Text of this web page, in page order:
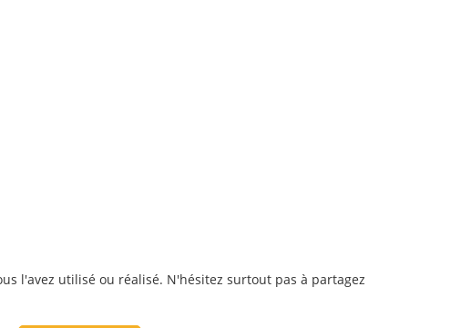
l'avez utilisé ou réalisé. N'hésitez surtout pas à partagez